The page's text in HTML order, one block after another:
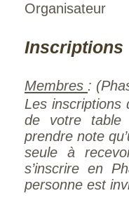
Organisateur
Inscriptions
Membres :
Les inscriptions
de votre table
prendre note
seule à
s’inscrire en
personne est